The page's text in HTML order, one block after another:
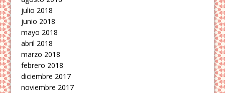
julio 2018
junio 2018
mayo 2018
abril 2018
marzo 2018
febrero 2018
diciembre 2017
noviembre 2017